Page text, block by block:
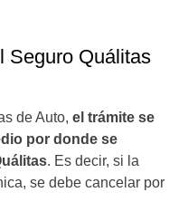
Seguro Quálitas
de Auto, el trámite se
por donde se
. Es decir, si la
se debe cancelar por